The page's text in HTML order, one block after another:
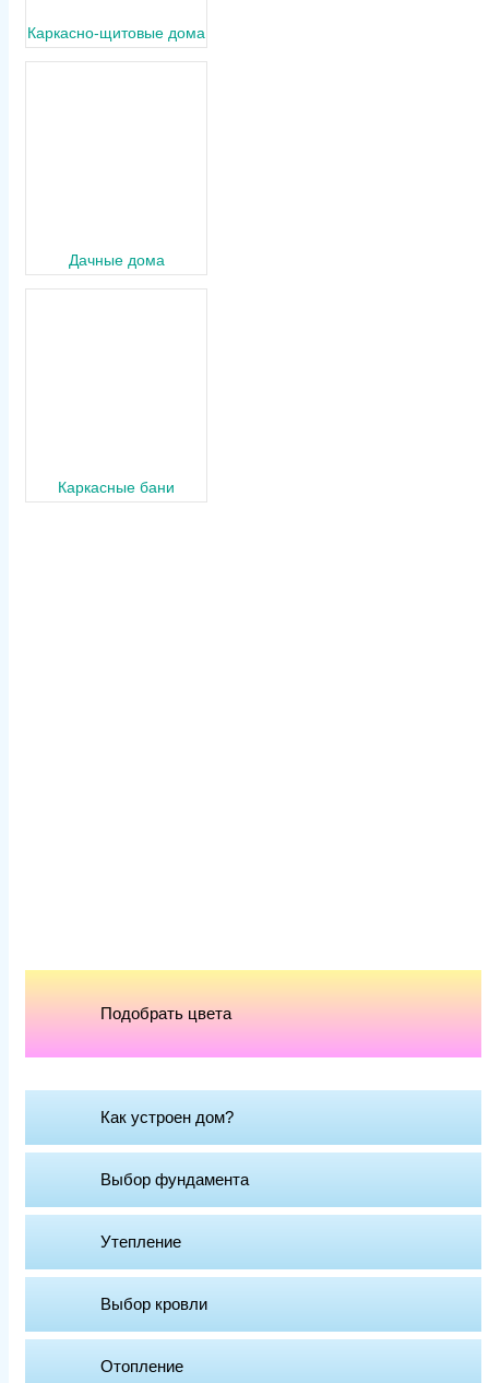
Каркасно-щитовые дома
Дачные дома
Каркасные бани
Подобрать цвета
Как устроен дoм?
Выбор фундамента
Утепление
Выбор кровли
Отопление